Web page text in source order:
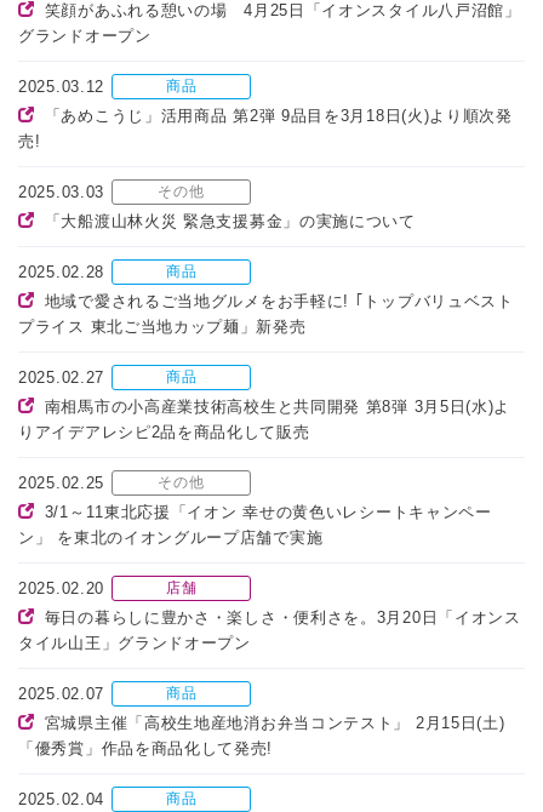
笑顔があふれる憩いの場 4月25日「イオンスタイル八戸沼館」
グランドオープン
2025.03.12 商品
「あめこうじ」活用商品 第2弾 9品目を3月18日(火)より順次発
売!
2025.03.03 その他
「大船渡山林火災 緊急支援募金」の実施について
2025.02.28 商品
地域で愛されるご当地グルメをお手軽に! ｢トップバリュベスト
プライス 東北ご当地カップ麺」新発売
2025.02.27 商品
南相馬市の小高産業技術高校生と共同開発 第8弾 3月5日(水)よ
りアイデアレシピ2品を商品化して販売
2025.02.25 その他
3/1～11東北応援「イオン 幸せの黄色いレシートキャンペー
ン」 を東北のイオングループ店舗で実施
2025.02.20 店舗
毎日の暮らしに豊かさ・楽しさ・便利さを。3月20日「イオンス
タイル山王」グランドオープン
2025.02.07 商品
宮城県主催「高校生地産地消お弁当コンテスト」 2月15日(土)
「優秀賞」作品を商品化して発売!
2025.02.04 商品